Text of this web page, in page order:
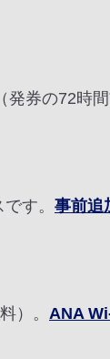
券の72時間
す。 事前追
）。 ANA